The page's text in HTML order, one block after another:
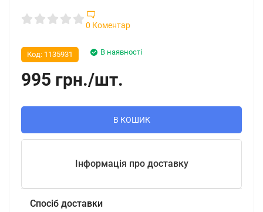
0 Коментар
В наявності
Код: 1135931
995 грн./шт.
В КОШИК
Інформація про доставку
Спосіб доставки